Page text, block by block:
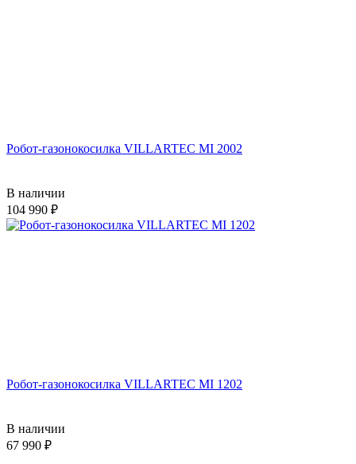
Робот-газонокосилка VILLARTEC MI 2002
В наличии
104 990
Робот-газонокосилка VILLARTEC MI 1202
В наличии
67 990